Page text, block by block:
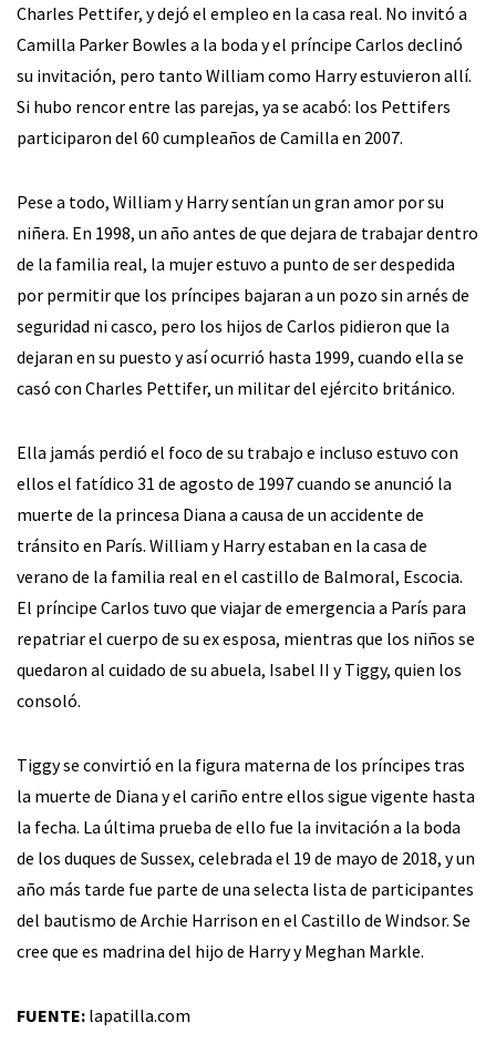
Charles Pettifer, y dejó el empleo en la casa real. No invitó a
Camilla Parker Bowles a la boda y el príncipe Carlos declinó
su invitación, pero tanto William como Harry estuvieron allí.
Si hubo rencor entre las parejas, ya se acabó: los Pettifers
participaron del 60 cumpleaños de Camilla en 2007.
Pese a todo, William y Harry sentían un gran amor por su
niñera. En 1998, un año antes de que dejara de trabajar dentro
de la familia real, la mujer estuvo a punto de ser despedida
por permitir que los príncipes bajaran a un pozo sin arnés de
seguridad ni casco, pero los hijos de Carlos pidieron que la
dejaran en su puesto y así ocurrió hasta 1999, cuando ella se
casó con Charles Pettifer, un militar del ejército británico.
Ella jamás perdió el foco de su trabajo e incluso estuvo con
ellos el fatídico 31 de agosto de 1997 cuando se anunció la
muerte de la princesa Diana a causa de un accidente de
tránsito en París. William y Harry estaban en la casa de
verano de la familia real en el castillo de Balmoral, Escocia.
El príncipe Carlos tuvo que viajar de emergencia a París para
repatriar el cuerpo de su ex esposa, mientras que los niños se
quedaron al cuidado de su abuela, Isabel II y Tiggy, quien los
consoló.
Tiggy se convirtió en la figura materna de los príncipes tras
la muerte de Diana y el cariño entre ellos sigue vigente hasta
la fecha. La última prueba de ello fue la invitación a la boda
de los duques de Sussex, celebrada el 19 de mayo de 2018, y un
año más tarde fue parte de una selecta lista de participantes
del bautismo de Archie Harrison en el Castillo de Windsor. Se
cree que es madrina del hijo de Harry y Meghan Markle.
FUENTE: lapatilla.com